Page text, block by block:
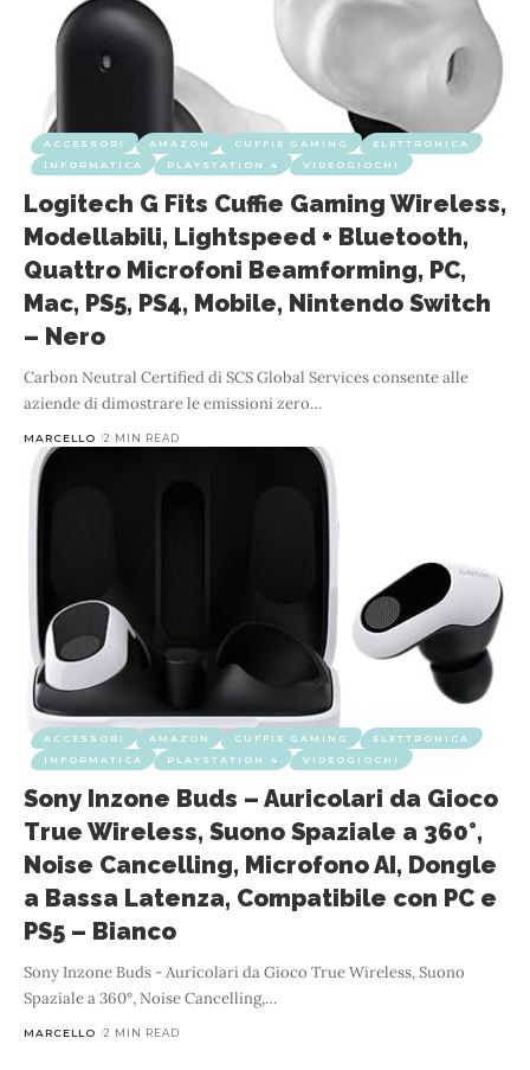
ACCESSORI AMAZON CUFFIE GAMING
ELETTRONICA
INFORMATICA
PLAYSTATION 4 VIDEOGIOCHI
Logitech G Fits Cuffie Gaming Wireless,
Modellabili, Lightspeed + Bluetooth,
Quattro Microfoni Beamforming, PC,
Mac, PS5, PS4, Mobile, Nintendo Switch
– Nero
Carbon Neutral Certified di SCS Global Services consente alle
aziende di dimostrare le emissioni zero…
MARCELLO 2 MIN READ
ACCESSORI AMAZON CUFFIE GAMING
ELETTRONICA
INFORMATICA
PLAYSTATION 4 VIDEOGIOCHI
Sony Inzone Buds – Auricolari da Gioco
True Wireless, Suono Spaziale a 360°,
Noise Cancelling, Microfono AI, Dongle
a Bassa Latenza, Compatibile con PC e
PS5 – Bianco
Sony Inzone Buds - Auricolari da Gioco True Wireless, Suono
Spaziale a 360°, Noise Cancelling,…
MARCELLO 2 MIN READ